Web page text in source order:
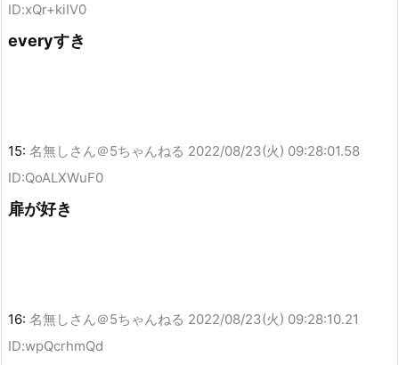
ID:xQr+kiIV0
everyすき
15: 名無しさん＠5ちゃんねる 2022/08/23(火) 09:28:01.58
ID:QoALXWuF0
扉が好き
16: 名無しさん＠5ちゃんねる 2022/08/23(火) 09:28:10.21
ID:wpQcrhmQd